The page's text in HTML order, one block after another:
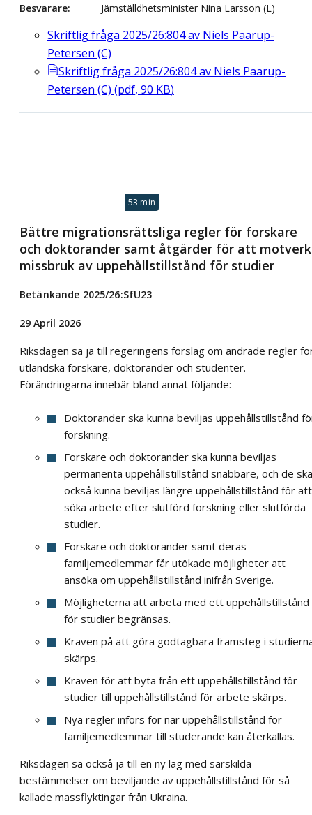
Besvarare
Jämställdhetsminister Nina Larsson (L)
Skriftlig fråga 2025/26:804 av Niels Paarup-
Petersen (C)
Skriftlig fråga 2025/26:804 av Niels Paarup-
Petersen (C) (pdf, 90 KB)
53 min
Bättre migrationsrättsliga regler för forskare
och doktorander samt åtgärder för att
missbruk av uppehållstillstånd för studier
Betänkande 2025/26:SfU23
29 April 2026
Riksdagen sa ja till regeringens förslag om ändrade regler
utländska forskare, doktorander och studenter.
Förändringarna innebär bland annat följande:
Doktorander ska kunna beviljas uppehållstillstånd
forskning.
Forskare och doktorander ska kunna beviljas
permanenta uppehållstillstånd snabbare, och de ska
också kunna beviljas längre uppehållstillstånd för att
söka arbete efter slutförd forskning eller slutförda
studier.
Forskare och doktorander samt deras
familjemedlemmar får utökade möjligheter att
ansöka om uppehållstillstånd inifrån Sverige.
Möjligheterna att arbeta med ett uppehållstillstånd
för studier begränsas.
Kraven på att göra godtagbara framsteg i
skärps.
Kraven för att byta från ett uppehållstillstånd för
studier till uppehållstillstånd för arbete skärps.
Nya regler införs för när uppehållstillstånd för
familjemedlemmar till studerande kan återkallas.
Riksdagen sa också ja till en ny lag med särskilda
bestämmelser om beviljande av uppehållstillstånd för så
kallade massflyktingar från Ukraina.